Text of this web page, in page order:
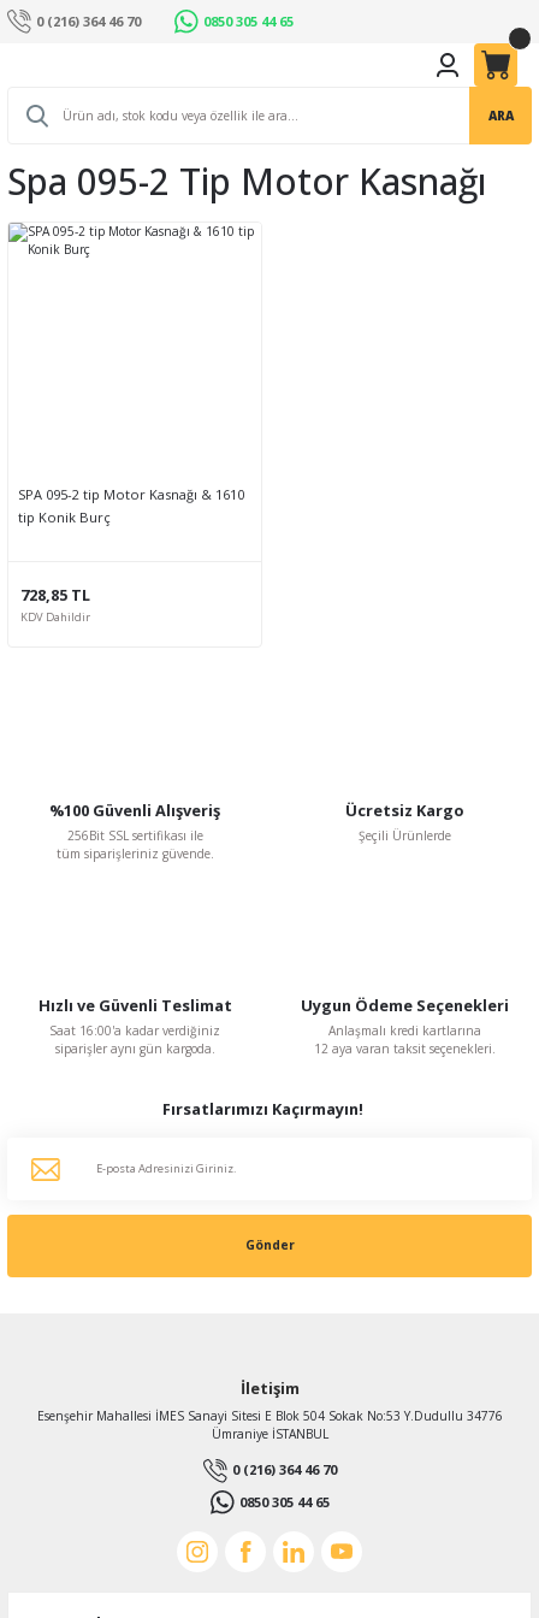
0 (216) 364 46 70 0850 305 44 65
ARA
Spa 095-2 Tip Motor Kasnağı
SPA 095-2 tip Motor Kasnağı & 1610
tip Konik Burç
728,85 TL
KDV Dahildir
%100 Güvenli Alışveriş
256Bit SSL sertifikası ile
tüm siparişleriniz güvende.
Ücretsiz Kargo
Şeçili Ürünlerde
Hızlı ve Güvenli Teslimat
Saat 16:00'a kadar verdiğiniz
siparişler aynı gün kargoda.
Uygun Ödeme Seçenekleri
Anlaşmalı kredi kartlarına
12 aya varan taksit seçenekleri.
Fırsatlarımızı Kaçırmayın!
Gönder
İletişim
Esenşehir Mahallesi İMES Sanayi Sitesi E Blok 504 Sokak No:53 Y.Dudullu 34776
Ümraniye İSTANBUL
0 (216) 364 46 70
0850 305 44 65